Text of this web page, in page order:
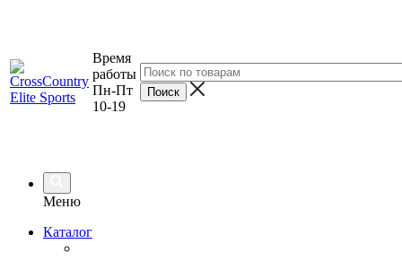
Время
работы
Пн-Пт
10-19
Меню
Каталог